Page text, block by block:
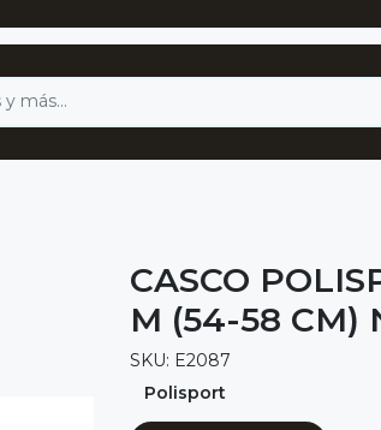
CASCO
M (54-58 CM)
SKU: E2087
Polisport